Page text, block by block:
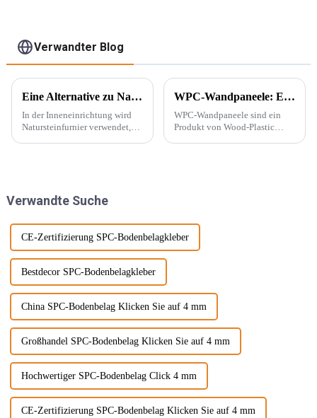
Verwandter Blog
Eine Alternative zu Naturstein – PU-Stein
In der Inneneinrichtung wird
Natursteinfurnier verwendet,
interessiert.
WPC-Wandpaneele: Ein neuer Baustofftyp
WPC-Wandpaneele sind ein
Produkt von Wood-Plastic
Verwandte Suche
CE-Zertifizierung SPC-Bodenbelagkleber
Bestdecor SPC-Bodenbelagkleber
China SPC-Bodenbelag Klicken Sie auf 4 mm
Großhandel SPC-Bodenbelag Klicken Sie auf 4 mm
Hochwertiger SPC-Bodenbelag Click 4 mm
CE-Zertifizierung SPC-Bodenbelag Klicken Sie auf 4 mm